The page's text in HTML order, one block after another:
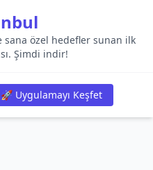
sana özel hedefler sunan ilk
Şimdi indir!
🚀 Uygulamayı Keşfet